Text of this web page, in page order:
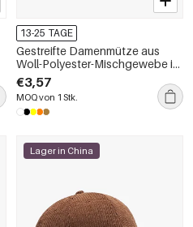
13-25 TAGE
Gestreifte Damenmütze aus
Woll-Polyester-Mischgewebe in
verschiedenen Farben
€3,57
MOQ von 1 Stk.
Lager in China